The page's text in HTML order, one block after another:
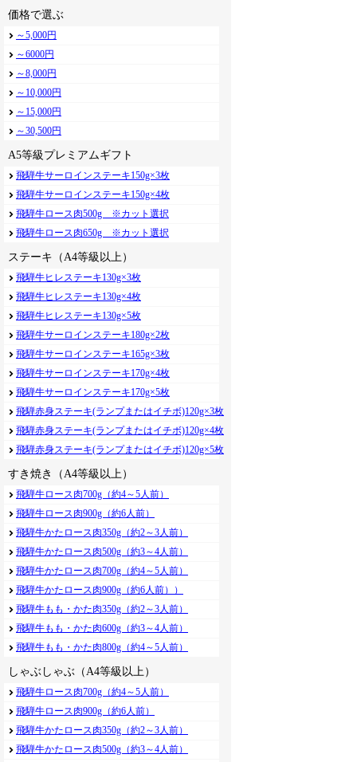
価格で選ぶ
～5,000円
～6000円
～8,000円
～10,000円
～15,000円
～30,500円
A5等級プレミアムギフト
飛騨牛サーロインステーキ150g×3枚
飛騨牛サーロインステーキ150g×4枚
飛騨牛ロース肉500g ※カット選択
飛騨牛ロース肉650g ※カット選択
ステーキ（A4等級以上）
飛騨牛ヒレステーキ130g×3枚
飛騨牛ヒレステーキ130g×4枚
飛騨牛ヒレステーキ130g×5枚
飛騨牛サーロインステーキ180g×2枚
飛騨牛サーロインステーキ165g×3枚
飛騨牛サーロインステーキ170g×4枚
飛騨牛サーロインステーキ170g×5枚
飛騨赤身ステーキ(ランプまたはイチボ)120g×3枚
飛騨赤身ステーキ(ランプまたはイチボ)120g×4枚
飛騨赤身ステーキ(ランプまたはイチボ)120g×5枚
すき焼き（A4等級以上）
飛騨牛ロース肉700g（約4～5人前）
飛騨牛ロース肉900g（約6人前）
飛騨牛かたロース肉350g（約2～3人前）
飛騨牛かたロース肉500g（約3～4人前）
飛騨牛かたロース肉700g（約4～5人前）
飛騨牛かたロース肉900g（約6人前））
飛騨牛もも・かた肉350g（約2～3人前）
飛騨牛もも・かた肉600g（約3～4人前）
飛騨牛もも・かた肉800g（約4～5人前）
しゃぶしゃぶ（A4等級以上）
飛騨牛ロース肉700g（約4～5人前）
飛騨牛ロース肉900g（約6人前）
飛騨牛かたロース肉350g（約2～3人前）
飛騨牛かたロース肉500g（約3～4人前）